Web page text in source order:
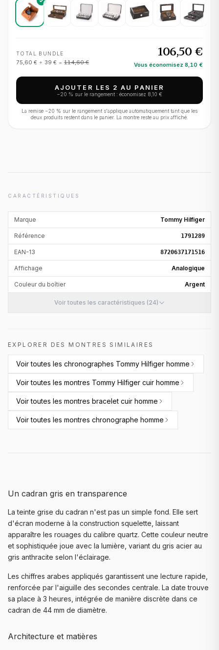
TOTAL BUNDLE
75,60 € + 39 € = 114,60 €
106,50 €
Vous économisez 8,10 €
AJOUTER LES 2 AU PANIER
−20 % sur le rangement : économisez 8,10 €
La remise −20 % sur le rangement s'applique automatiquement tant que les
deux produits restent dans le panier. La montre reste au prix affiché.
CARACTÉRISTIQUES
Marque Tommy Hilfiger
Référence 1791289
EAN-13 8720637171516
Affichage Analogique
Couleur du boîtier Argent
Voir toutes les caractéristiques (24)
EXPLORER DES MONTRES SIMILAIRES
Voir toutes les chronographes Tommy Hilfiger homme
Voir toutes les montres Tommy Hilfiger cuir homme
Voir toutes les montres bracelet cuir homme
Voir toutes les montres chronographe homme
Un cadran gris en transparence
La teinte grise du cadran n'est pas un simple fond. Elle sert
d'écran moderne à la construction squelette, laissant
apparaître les rouages du calibre quartz. Cette couleur neutre
et sophistiquée joue avec la lumière, variant du gris acier au
gris anthracite selon l'éclairage.
Les chiffres arabes appliqués garantissent une lecture rapide,
renforcée par l'aiguille des secondes centrale. La date trouve
sa place à 3 heures, intégrée de manière discrète dans ce
cadran de 44 mm de diamètre.
Architecture et matières